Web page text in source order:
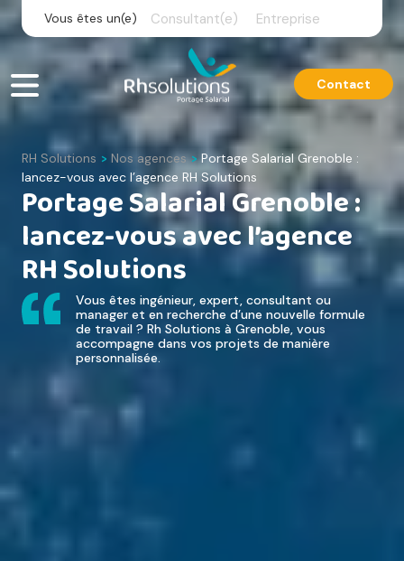
Skip
to
content
Vous êtes un(e) Consultant(e) Entreprise
Contact
RH Solutions > Nos agences > Portage Salarial Grenoble :
lancez-vous avec l’agence RH Solutions
Portage Salarial Grenoble :
lancez-vous avec l’agence
RH Solutions
Vous êtes ingénieur, expert, consultant ou
manager et en recherche d’une nouvelle formule
de travail ? Rh Solutions à Grenoble, vous
accompagne dans vos projets de manière
personnalisée.